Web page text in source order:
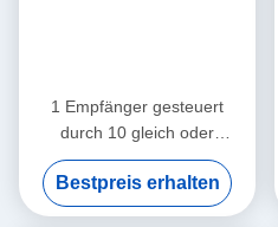
1 Empfänger gesteuert
durch 10 gleich oder
unterschiedliche Rf-
Direktübertragung
Bestpreis erhalten